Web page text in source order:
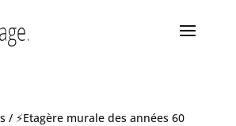
/ ⚡Etagère murale des années 60